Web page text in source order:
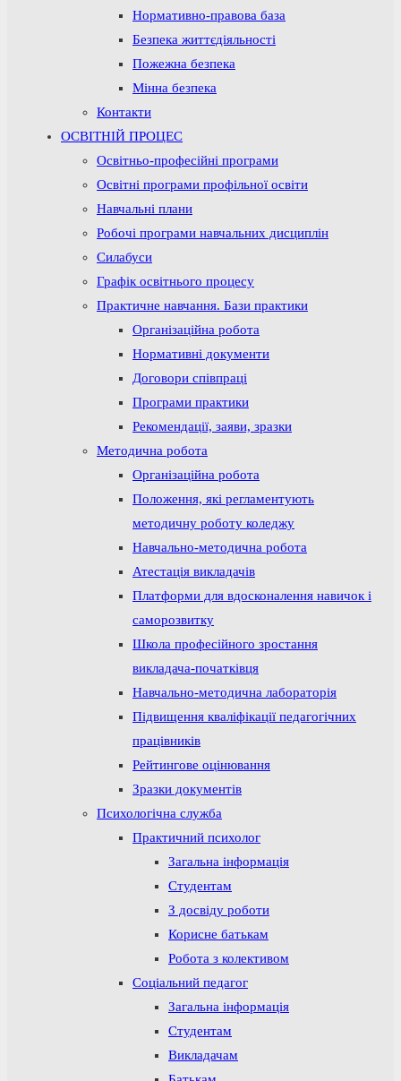
Нормативно-правова база
Безпека життєдіяльності
Пожежна безпека
Мінна безпека
Контакти
ОСВІТНІЙ ПРОЦЕС
Освітньо-професійні програми
Освітні програми профільної освіти
Навчальні плани
Робочі програми навчальних дисциплін
Силабуси
Графік освітнього процесу
Практичне навчання. Бази практики
Організаційна робота
Нормативні документи
Договори співпраці
Програми практики
Рекомендації, заяви, зразки
Методична робота
Організаційна робота
Положення, які регламентують
методичну роботу коледжу
Навчально-методична робота
Атестація викладачів
Платформи для вдосконалення навичок і
саморозвитку
Школа професійного зростання
викладача-початківця
Навчально-методична лабораторія
Підвищення кваліфікації педагогічних
працівників
Рейтингове оцінювання
Зразки документів
Психологічна служба
Практичний психолог
Загальна інформація
Студентам
З досвіду роботи
Корисне батькам
Робота з колективом
Соціальний педагог
Загальна інформація
Студентам
Викладачам